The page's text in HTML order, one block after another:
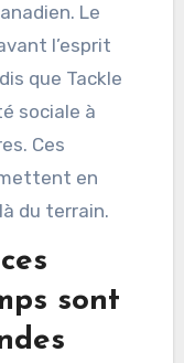
Le
l’esprit
que Tackle
sociale à
Ces
en
du terrain.
sont